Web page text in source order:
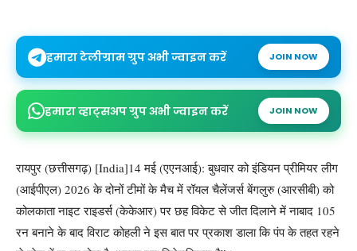
हमारा टेलीग्राम ग्रुप अभी ज्वाइन करें JOIN NOW
हमारा व्हाट्सअप ग्रुप अभी ज्वाइन करें JOIN NOW
रायपुर (छत्तीसगढ़) [India]14 मई (एएनआई): बुधवार को इंडियन प्रीमियर लीग
(आईपीएल) 2026 के दोनों टीमों के मैच में रॉयल चैलेंजर्स बेंगलुरु (आरसीबी) को
कोलकाता नाइट राइडर्स (केकेआर) पर छह विकेट से जीत दिलाने में नाबाद 105
रन बनाने के बाद विराट कोहली ने इस बात पर प्रकाश डाला कि पंप के तहत रहने